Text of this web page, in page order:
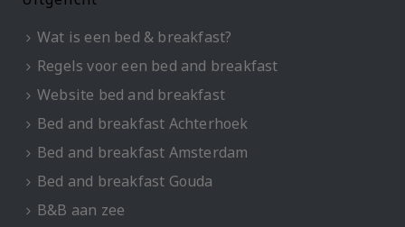
Wat is een bed & breakfast?
Regels voor een bed and breakfast
Website bed and breakfast
Bed and breakfast Achterhoek
Bed and breakfast Amsterdam
Bed and breakfast Gouda
B&B aan zee